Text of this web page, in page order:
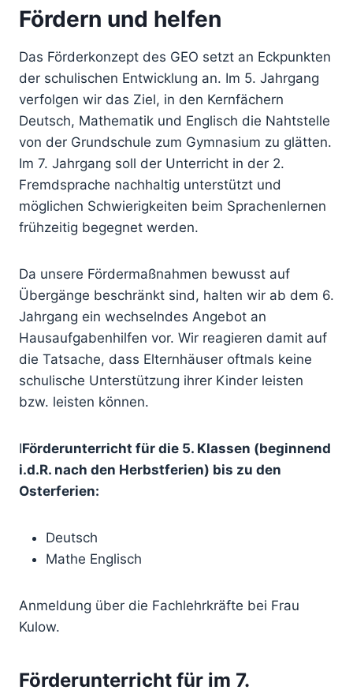
Fördern und helfen
Das Förderkonzept des GEO setzt an Eckpunkten
der schulischen Entwicklung an. Im 5. Jahrgang
verfolgen wir das Ziel, in den Kernfächern
Deutsch, Mathematik und Englisch die Nahtstelle
von der Grundschule zum Gymnasium zu glätten.
Im 7. Jahrgang soll der Unterricht in der 2.
Fremdsprache nachhaltig unterstützt und
möglichen Schwierigkeiten beim Sprachenlernen
frühzeitig begegnet werden.
Da unsere Fördermaßnahmen bewusst auf
Übergänge beschränkt sind, halten wir ab dem 6.
Jahrgang ein wechselndes Angebot an
Hausaufgabenhilfen vor. Wir reagieren damit auf
die Tatsache, dass Elternhäuser oftmals keine
schulische Unterstützung ihrer Kinder leisten
bzw. leisten können.
IFörderunterricht für die 5. Klassen (beginnend
i.d.R. nach den Herbstferien) bis zu den
Osterferien:
Deutsch
Mathe Englisch
Anmeldung über die Fachlehrkräfte bei Frau
Kulow.
Förderunterricht für im 7.